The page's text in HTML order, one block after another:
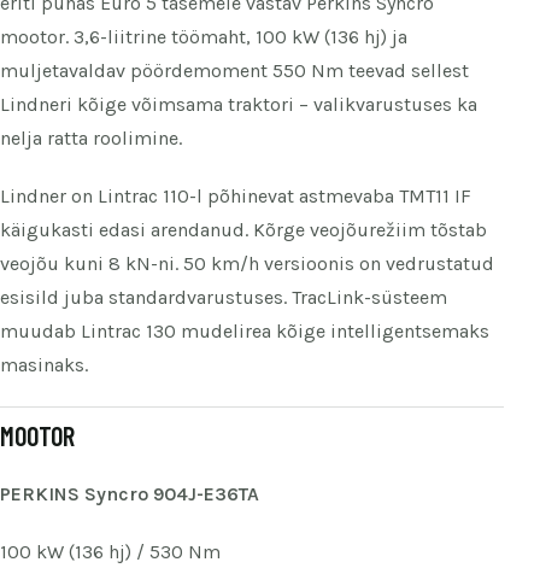
mootor. 3,6-liitrine töömaht, 100 kW (136 hj) ja
muljetavaldav pöördemoment 550 Nm teevad sellest
Lindneri kõige võimsama traktori – valikvarustuses ka
nelja ratta roolimine.
Lindner on Lintrac 110-l põhinevat astmevaba TMT11 IF
käigukasti edasi arendanud. Kõrge veojõurežiim tõstab
veojõu kuni 8 kN-ni. 50 km/h versioonis on vedrustatud
esisild juba standardvarustuses. TracLink-süsteem
muudab Lintrac 130 mudelirea kõige intelligentsemaks
masinaks.
MOOTOR
PERKINS Syncro 904J-E36TA
100 kW (136 hj) / 530 Nm